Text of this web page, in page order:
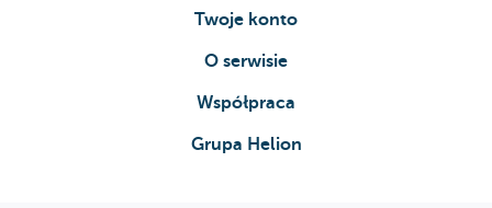
Twoje konto
O serwisie
Współpraca
Grupa Helion